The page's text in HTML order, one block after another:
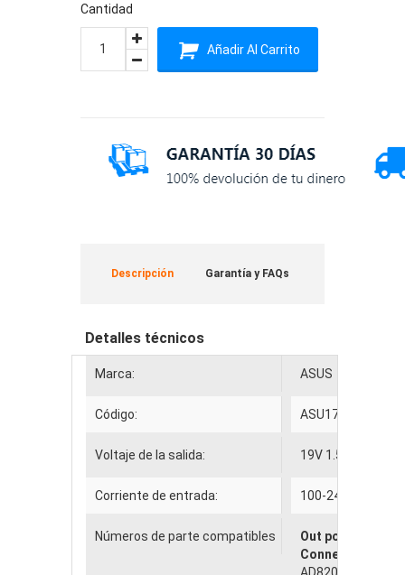
Cantidad
Añadir Al Carrito
Descripción Garantía y FAQs
Detalles técnicos
Marca: ASUS
Código: ASU17592W
Voltaje de la salida: 19V 1.58A-2.1A
Corriente de entrada: 100-240v / 50-
Números de parte compatibles Out power:
Connector: